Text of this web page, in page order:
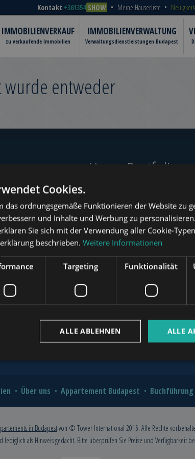
Kontakt +361354 SHOW Meine Häuserliste
IMMOBILIENVERKAUF
zu verkaufende Immobilien
IMMOBILIENVERWALTUNG
Verwaltungsdienstleistungen Budapest
wurde entweder
and Comfort
Guide for
Unser Portfolio
www.tower-investments.com
www.mybudapesthome.com
Über uns Appartement Budapest
in Budapestvon © Tower International 2015. Alle Rechte
lediglich als Hinweis gedacht. Bitte überprüfen Sie Preise und Verfügbarkeit
Cookies.
das ordnungsgemäße Funktionieren der Website zu
und Inhalte und Werbung zu
Sie sich mit der Verwendung aller Cookie-
beschrieben. Weitere Informationen
Targeting Funktionalität
ALLE
ALLE ABLEHNEN